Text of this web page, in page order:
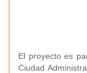
El proyecto es
Ciudad